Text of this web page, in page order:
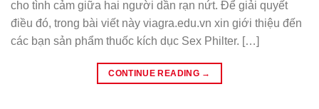
cho tình cảm giữa hai người dần rạn nứt. Để giải quyết
điều đó, trong bài viết này viagra.edu.vn xin giới thiệu đến
các bạn sản phẩm thuốc kích dục Sex Philter. […]
CONTINUE READING →